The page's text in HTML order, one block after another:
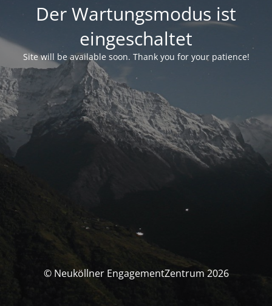
Der Wartungsmodus ist
eingeschaltet
Site will be available soon. Thank you for your patience!
© Neuköllner EngagementZentrum 2026